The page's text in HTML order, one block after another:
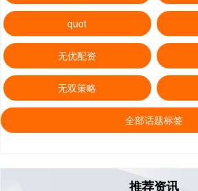
quot
无优配资
无双策略
全部话题标签
推荐资讯